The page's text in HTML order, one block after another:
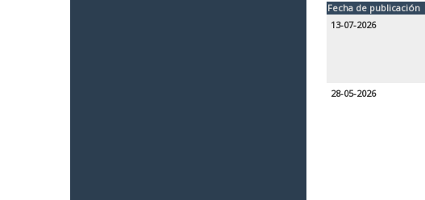
Fecha de publicación
13-07-2026
28-05-2026